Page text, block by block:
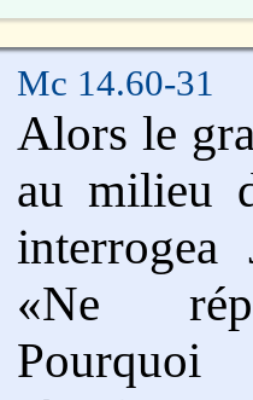
Mc 14.60-31
Alors le
au milieu
interrogea
«Ne